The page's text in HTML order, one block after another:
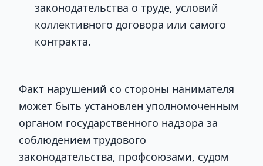
законодательства о труде, условий
коллективного договора или самого
контракта.
Факт нарушений со стороны нанимателя
может быть установлен уполномоченным
органом государственного надзора за
соблюдением трудового
законодательства, профсоюзами, судом